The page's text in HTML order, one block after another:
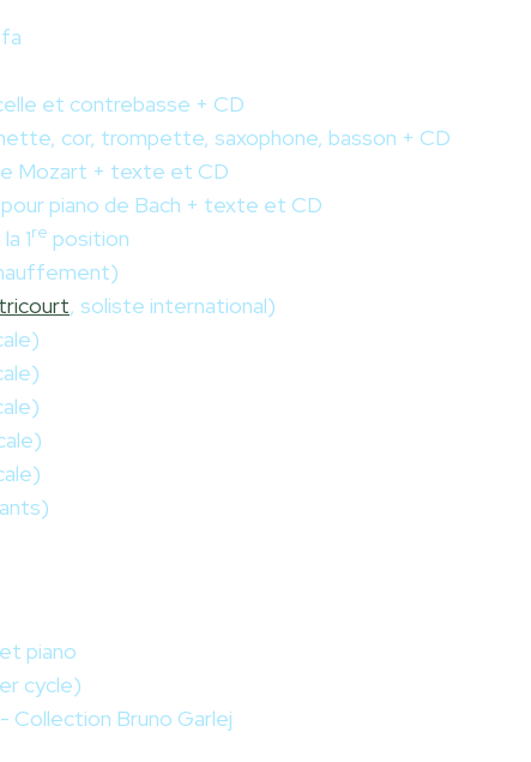
et contrebasse + CD
cor, trompette, saxophone, basson + CD
Mozart + texte et CD
piano de Bach + texte et CD
1re position
, soliste international)
piano
cycle)
Collection Bruno Garlej